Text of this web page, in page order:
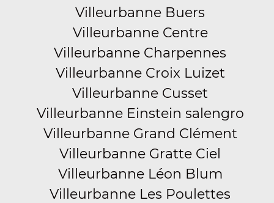
Villeurbanne Buers
Villeurbanne Centre
Villeurbanne Charpennes
Villeurbanne Croix Luizet
Villeurbanne Cusset
Villeurbanne Einstein salengro
Villeurbanne Grand Clément
Villeurbanne Gratte Ciel
Villeurbanne Léon Blum
Villeurbanne Les Poulettes